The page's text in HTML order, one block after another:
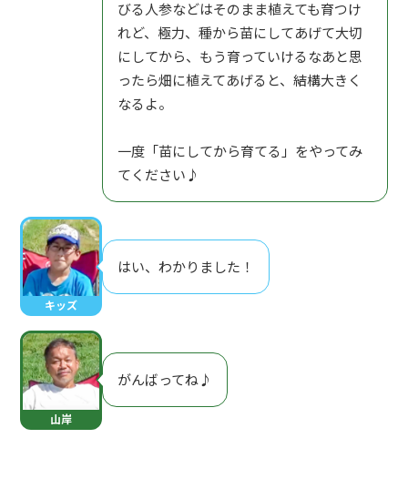
びる人参などはそのまま植えても育つけ
れど、極力、種から苗にしてあげて大切
にしてから、もう育っていけるなあと思
ったら畑に植えてあげると、結構大きく
なるよ。
一度「苗にしてから育てる」をやってみ
てください♪
キッズ
はい、わかりました！
山岸
がんばってね♪